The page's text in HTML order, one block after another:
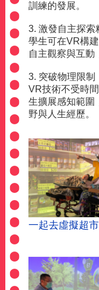
訓練的發展。
3. 激發自主探索
學生可在VR構
自主觀察與互動
3. 突破物理限制
VR技術不受時
生擴展感知範圍
野與人生經歷。
一起去虛擬超